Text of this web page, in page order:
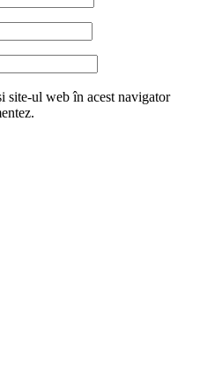
site-ul web în acest navigator